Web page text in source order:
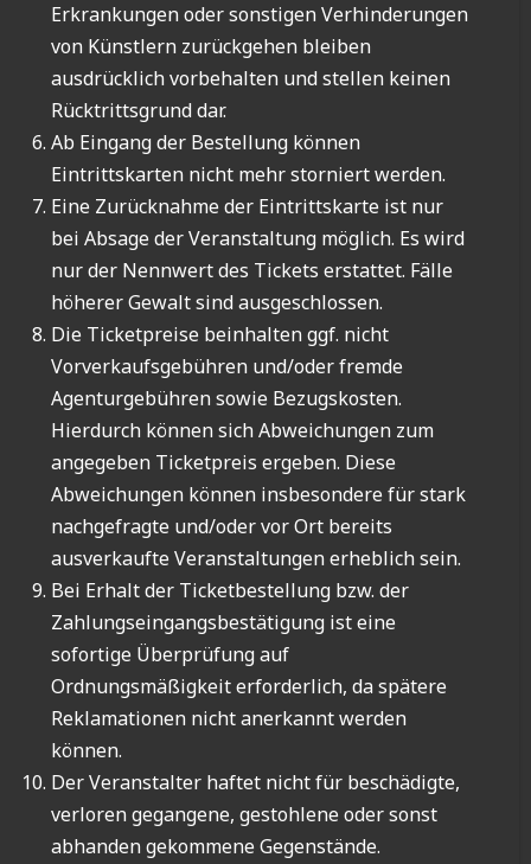
Erkrankungen oder sonstigen Verhinderungen
von Künstlern zurückgehen bleiben
ausdrücklich vorbehalten und stellen keinen
Rücktrittsgrund dar.
Ab Eingang der Bestellung können
Eintrittskarten nicht mehr storniert werden.
Eine Zurücknahme der Eintrittskarte ist nur
bei Absage der Veranstaltung möglich. Es wird
nur der Nennwert des Tickets erstattet. Fälle
höherer Gewalt sind ausgeschlossen.
Die Ticketpreise beinhalten ggf. nicht
Vorverkaufsgebühren und/oder fremde
Agenturgebühren sowie Bezugskosten.
Hierdurch können sich Abweichungen zum
angegeben Ticketpreis ergeben. Diese
Abweichungen können insbesondere für stark
nachgefragte und/oder vor Ort bereits
ausverkaufte Veranstaltungen erheblich sein.
Bei Erhalt der Ticketbestellung bzw. der
Zahlungseingangsbestätigung ist eine
sofortige Überprüfung auf
Ordnungsmäßigkeit erforderlich, da spätere
Reklamationen nicht anerkannt werden
können.
Der Veranstalter haftet nicht für beschädigte,
verloren gegangene, gestohlene oder sonst
abhanden gekommene Gegenstände.